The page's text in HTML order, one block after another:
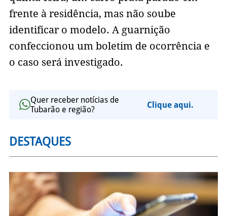
frente à residência, mas não soube
identificar o modelo. A guarnição
confeccionou um boletim de ocorrência e
o caso será investigado.
Quer receber notícias de
Tubarão e região?
Clique aqui.
DESTAQUES